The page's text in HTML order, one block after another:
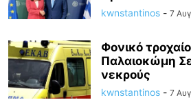
kwnstantinos - 7
Φονικό
Παλαιοκώμη
νεκρούς
kwnstantinos - 7